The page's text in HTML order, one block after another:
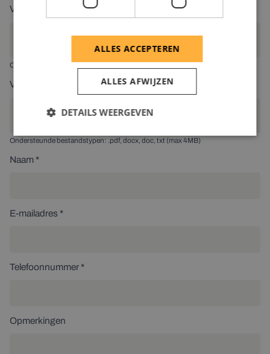
Voeg jouw CV toe
Ondersteunde bestandstypen: .pdf, docx, doc, txt (max 4MB)
Voeg jouw motivatiebrief toe
Selecteer een bestand
Ondersteunde bestandstypen: .pdf, docx, doc, txt (max 4MB)
Naam *
E-mailadres *
Telefoonnummer *
Opmerkingen
ALLES ACCEPTEREN
ALLES AFWIJZEN
DETAILS WEERGEVEN